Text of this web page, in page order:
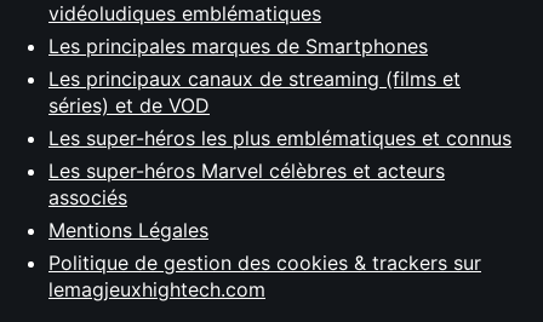
vidéoludiques emblématiques
Les principales marques de Smartphones
Les principaux canaux de streaming (films et
séries) et de VOD
Les super-héros les plus emblématiques et connus
Les super-héros Marvel célèbres et acteurs
associés
Mentions Légales
Politique de gestion des cookies & trackers sur
lemagjeuxhightech.com